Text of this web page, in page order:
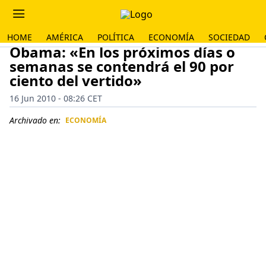
HOME AMÉRICA POLÍTICA ECONOMÍA SOCIEDAD
Obama: «En los próximos días o
semanas se contendrá el 90 por
ciento del vertido»
16 Jun 2010 - 08:26 CET
Archivado en: ECONOMÍA